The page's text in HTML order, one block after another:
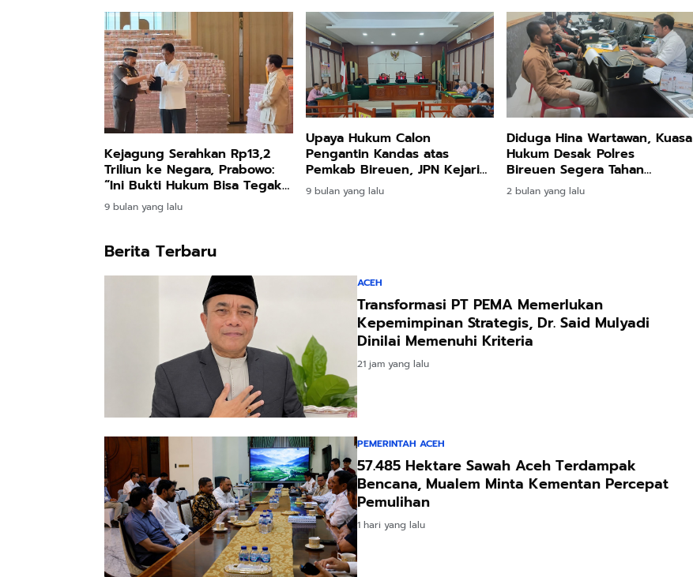
Kejagung Serahkan Rp13,2
Triliun ke Negara, Prabowo:
“Ini Bukti Hukum Bisa Tegak
dan Uang Rakyat Kembali
9 bulan yang lalu
Upaya Hukum Calon
Pengantin Kandas atas
Pemkab Bireuen, JPN Kejari
Menang Gugatan
9 bulan yang lalu
Diduga Hina Wartawan, Kuasa
Hukum Desak Polres
Bireuen Segera Tahan
Anderson
2 bulan yang lalu
Berita Terbaru
ACEH
Transformasi PT PEMA Memerlukan
Kepemimpinan Strategis, Dr. Said Mulyadi
Dinilai Memenuhi Kriteria
21 jam yang lalu
PEMERINTAH ACEH
57.485 Hektare Sawah Aceh Terdampak
Bencana, Mualem Minta Kementan Percepat
Pemulihan
1 hari yang lalu